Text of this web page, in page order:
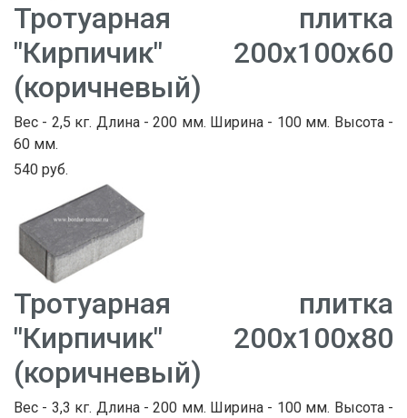
Тротуарная плитка
"Кирпичик" 200х100х60
(коричневый)
Вес - 2,5 кг. Длина - 200 мм. Ширина - 100 мм. Высота -
60 мм.
540 руб.
Тротуарная плитка
"Кирпичик" 200х100х80
(коричневый)
Вес - 3,3 кг. Длина - 200 мм. Ширина - 100 мм. Высота -